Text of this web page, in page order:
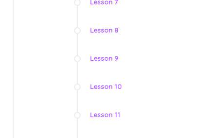
Lesson 7
Lesson 8
Lesson 9
Lesson 10
Lesson 11